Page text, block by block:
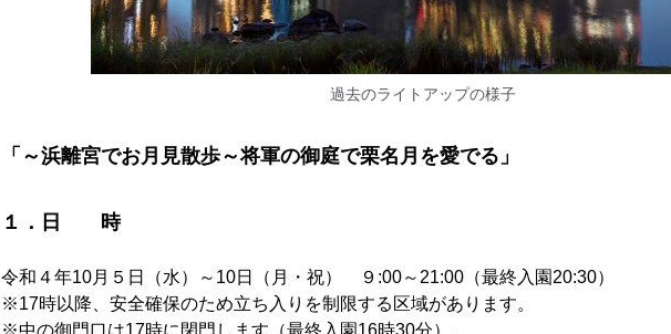
過去のライトアップの様子
「～浜離宮でお月見散歩～将軍の御庭で栗名月を愛でる」
１．日 時
令和４年10月５日（水）～10日（月・祝） ９:00～21:00（最終入園20:30）
※17時以降、安全確保のため立ち入りを制限する区域があります。
※中の御門口は17時に閉門します（最終入園16時30分）。